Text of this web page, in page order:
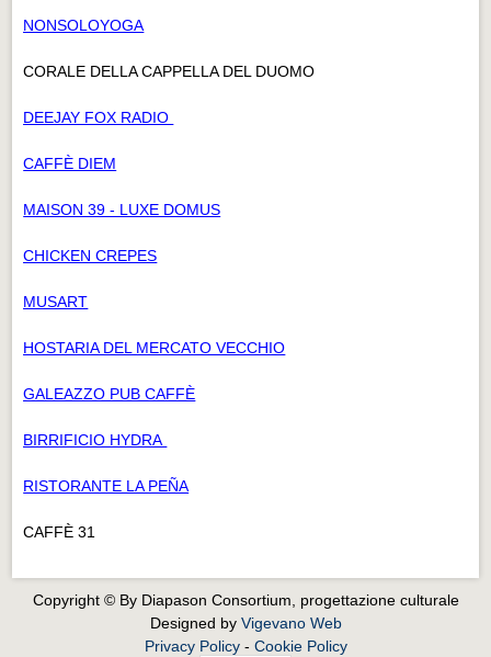
NONSOLOYOGA
CORALE DELLA CAPPELLA DEL DUOMO
DEEJAY FOX RADIO
CAFFÈ DIEM
MAISON 39 - LUXE DOMUS
CHICKEN CREPES
MUSART
HOSTARIA DEL MERCATO VECCHIO
GALEAZZO PUB CAFFÈ
BIRRIFICIO HYDRA
RISTORANTE LA PEÑA
CAFFÈ 31
Copyright © By Diapason Consortium, progettazione culturale
Designed by Vigevano Web
Privacy Policy- Cookie Policy